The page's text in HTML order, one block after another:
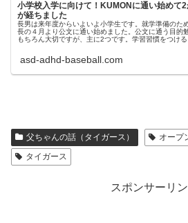
小学校入学に向けて！KUMONに通い始めて2
が経ちました
長男は来年度からいよいよ小学生です。就学準備のた
長の４月より公文に通い始めました。公文に通う目的
もちろん大切ですが、主に2つです。学習習慣をつける
上、どうしても周囲の刺激...
asd-adhd-baseball.com
父ちゃんの話（タイガース） オープ
タイガース
スポンサーリ